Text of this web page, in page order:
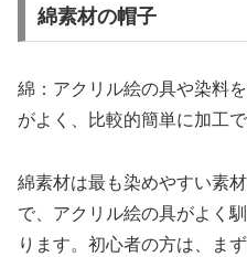
綿素材の帽子
綿：アクリル絵の具や染料
がよく、比較的簡単に加工
綿素材は最も染めやすい素
で、アクリル絵の具がよく
ります。初心者の方は、ま